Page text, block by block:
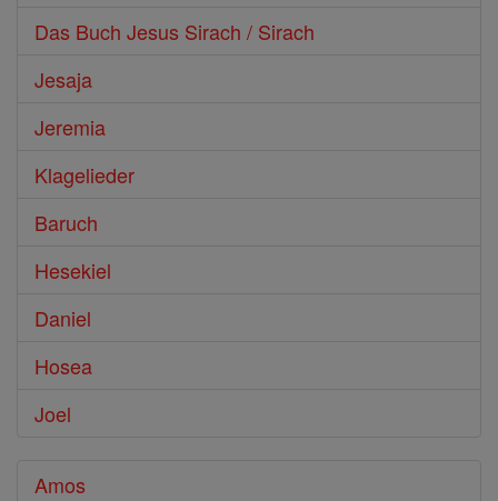
Das Buch Jesus Sirach / Sirach
Jesaja
Jeremia
Klagelieder
Baruch
Hesekiel
Daniel
Hosea
Joel
Amos